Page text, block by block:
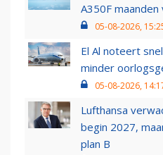
A350F
05-08-2026,
El Al noteert
minder
05-08-2026,
Lufthansa
begin 2027,
plan B